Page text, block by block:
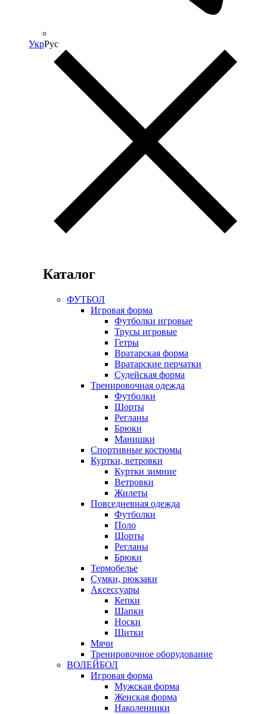
УкрРус
Каталог
ФУТБОЛ
Игровая форма
Футболки игровые
Трусы игровые
Гетры
Вратарская форма
Вратарские перчатки
Судейская форма
Тренировочная одежда
Футболки
Шорты
Регланы
Брюки
Манишки
Спортивные костюмы
Куртки, ветровки
Куртки зимние
Ветровки
Жилеты
Повседневная одежда
Футболки
Поло
Шорты
Регланы
Брюки
Термобелье
Сумки, рюкзаки
Аксессуары
Кепки
Шапки
Носки
Щитки
Мячи
Тренировочное оборудование
ВОЛЕЙБОЛ
Игровая форма
Мужская форма
Женская форма
Наколенники